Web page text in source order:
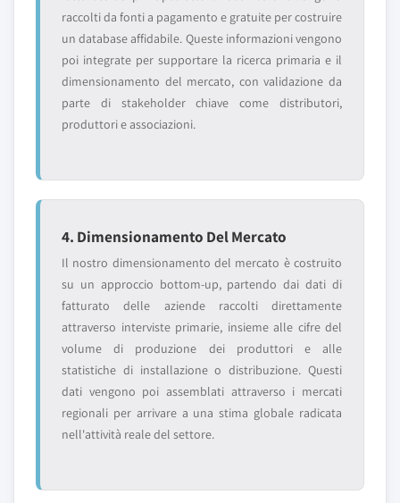
raccolti da fonti a pagamento e gratuite per costruire
un database affidabile. Queste informazioni vengono
poi integrate per supportare la ricerca primaria e il
dimensionamento del mercato, con validazione da
parte di stakeholder chiave come distributori,
produttori e associazioni.
4. Dimensionamento Del Mercato
Il nostro dimensionamento del mercato è costruito
su un approccio bottom-up, partendo dai dati di
fatturato delle aziende raccolti direttamente
attraverso interviste primarie, insieme alle cifre del
volume di produzione dei produttori e alle
statistiche di installazione o distribuzione. Questi
dati vengono poi assemblati attraverso i mercati
regionali per arrivare a una stima globale radicata
nell'attività reale del settore.